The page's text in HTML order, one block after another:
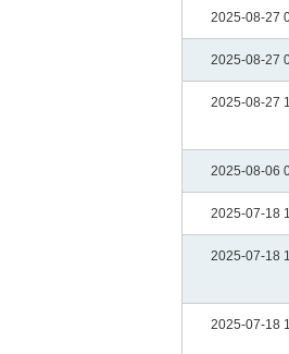
2025-08-27
2025-08-27
2025-08-27
2025-08-06
2025-07-18
2025-07-18
2025-07-18